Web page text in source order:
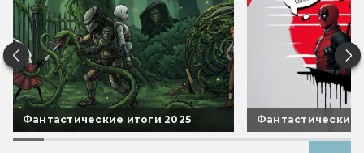
Фантастические итоги 2025 Фантастические